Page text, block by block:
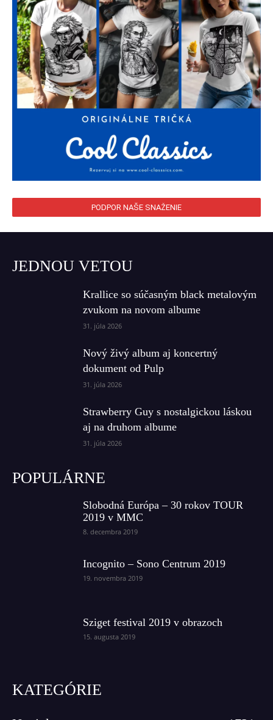
PODPOR NAŠE SNAŽENIE
JEDNOU VETOU
Krallice so súčasným black metalovým
zvukom na novom albume
31. júla 2026
Nový živý album aj koncertný
dokument od Pulp
31. júla 2026
Strawberry Guy s nostalgickou láskou
aj na druhom albume
31. júla 2026
POPULÁRNE
Slobodná Európa – 30 rokov TOUR
2019 v MMC
8. decembra 2019
Incognito – Sono Centrum 2019
19. novembra 2019
Sziget festival 2019 v obrazoch
15. augusta 2019
KATEGÓRIE